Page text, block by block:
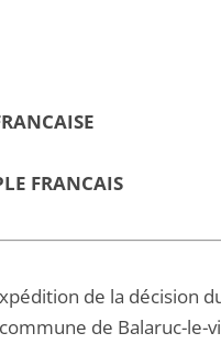
FRANCAIS
de la décision
de Balaruc-le-